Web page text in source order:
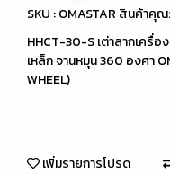
SKU : OMASTAR สินค้าคุ
HHCT-30-S เต่าลากเครื่
เหล็ก จานหมุน 360 องศา
WHEEL)
เพิ่มรายการโปรด